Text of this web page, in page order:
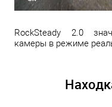
RockSteady 2.0
камеры в режиме